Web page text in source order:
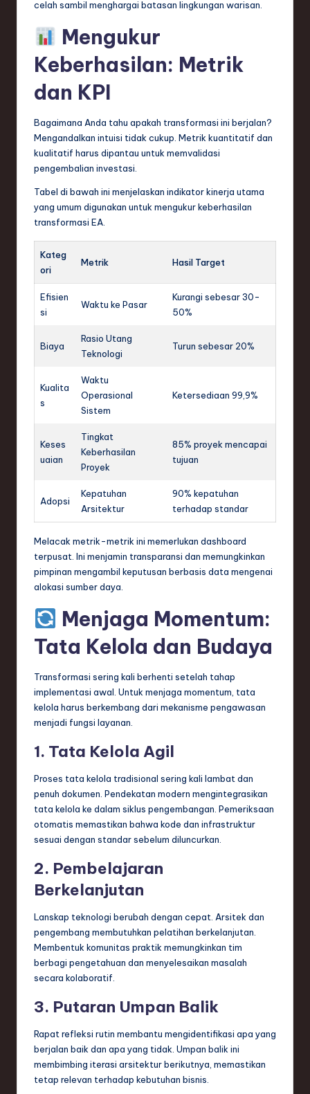
celah sambil menghargai batasan lingkungan warisan.
Mengukur
Keberhasilan: Metrik
dan KPI
Bagaimana Anda tahu apakah transformasi ini berjalan?
Mengandalkan intuisi tidak cukup. Metrik kuantitatif dan
kualitatif harus dipantau untuk memvalidasi
pengembalian investasi.
Tabel di bawah ini menjelaskan indikator kinerja utama
yang umum digunakan untuk mengukur keberhasilan
transformasi EA.
Kateg
ori
Metrik Hasil Target
Efisien
si
Waktu ke Pasar
Kurangi sebesar 30-
50%
Biaya
Rasio Utang
Teknologi
Turun sebesar 20%
Kualita
s
Waktu
Operasional
Sistem
Ketersediaan 99,9%
Keses
uaian
Tingkat
Keberhasilan
Proyek
85% proyek mencapai
tujuan
Adopsi
Kepatuhan
Arsitektur
90% kepatuhan
terhadap standar
Melacak metrik-metrik ini memerlukan dashboard
terpusat. Ini menjamin transparansi dan memungkinkan
pimpinan mengambil keputusan berbasis data mengenai
alokasi sumber daya.
Menjaga Momentum:
Tata Kelola dan Budaya
Transformasi sering kali berhenti setelah tahap
implementasi awal. Untuk menjaga momentum, tata
kelola harus berkembang dari mekanisme pengawasan
menjadi fungsi layanan.
1. Tata Kelola Agil
Proses tata kelola tradisional sering kali lambat dan
penuh dokumen. Pendekatan modern mengintegrasikan
tata kelola ke dalam siklus pengembangan. Pemeriksaan
otomatis memastikan bahwa kode dan infrastruktur
sesuai dengan standar sebelum diluncurkan.
2. Pembelajaran
Berkelanjutan
Lanskap teknologi berubah dengan cepat. Arsitek dan
pengembang membutuhkan pelatihan berkelanjutan.
Membentuk komunitas praktik memungkinkan tim
berbagi pengetahuan dan menyelesaikan masalah
secara kolaboratif.
3. Putaran Umpan Balik
Rapat refleksi rutin membantu mengidentifikasi apa yang
berjalan baik dan apa yang tidak. Umpan balik ini
membimbing iterasi arsitektur berikutnya, memastikan
tetap relevan terhadap kebutuhan bisnis.